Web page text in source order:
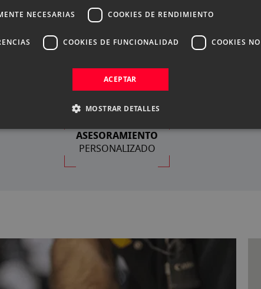
NUESTRAS VENTAJAS
ASESORAMIENTO
PERSONALIZADO
NECESARIAS COOKIES DE RENDIMIENTO
COOKIES DE FUNCIONALIDAD COOKIES
ACEPTAR
MOSTRAR DETALLES